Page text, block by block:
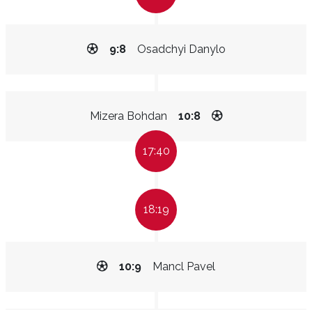
Osadchyi Danylo
9:8
Mizera Bohdan 10:8
17:40
18:19
Mancl Pavel
10:9